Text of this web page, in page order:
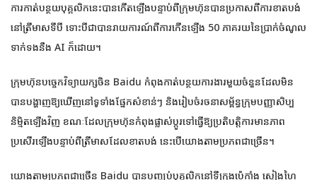
ការកាត់បន្ថយបុគ្គលិកនេះបានកើតឡើងបន្ទាប់ពីក្រុមហ៊ុនបានប្រកាសពីការខាតបង់
នៅត្រីមាសទីបី ទោះបីជាបានរាយការណ៍ពីការកើនឡើង 50 ភាគរយនៃប្រាក់ចំណូល
ទាក់ទងនឹង AI ក៏ដោយ។
ក្រុមហ៊ុនបច្ចេកវិទ្យាយក្សចិន Baidu កំពុងកាត់បន្ថយការងារមួយចំនួនដែលមិន
បានបង្ហាញឱ្យឃើញនៅទូទាំងផ្នែកសំខាន់ៗ និងរៀបចំរចនាសម្ព័ន្ធក្រុមបញ្ញាសិប្ប
និម្មិតឡើងវិញ ខណៈដែលក្រុមហ៊ុនកំពុងផ្លាស់ប្តូរទៅធ្វើឱ្យប្រតិបត្តិការមានភាព
ប្រសើរឡើងបន្ទាប់ពីត្រីមាសដែលខាតបង់ នេះបើយោងតាមប្រភពជាច្រើន។
យោងតាមប្រភពជាច្រើន Baidu បានបញ្ឈប់បុគ្គលិកនៅទីក្រុងប៉េកាំង សៀងហៃ